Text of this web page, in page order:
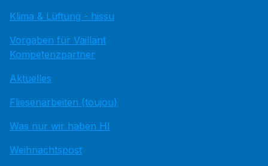
Klima & Lüftung - hissu
Vorgaben für Vaillant
Kompetenzpartner
Aktuelles
Fliesenarbeiten (toujou)
Was nur wir haben HI
Weihnachtspost